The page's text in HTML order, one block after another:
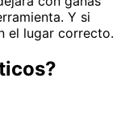
Y si
el lugar correcto.